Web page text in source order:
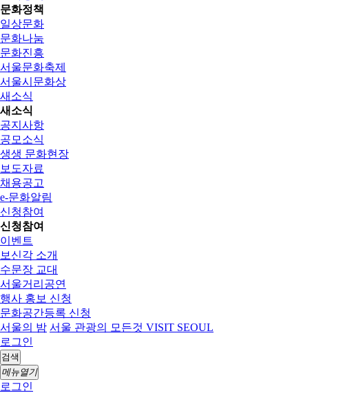
문화정책
일상문화
문화나눔
문화진흥
서울문화축제
서울시문화상
새소식
새소식
공지사항
공모소식
생생 문화현장
보도자료
채용공고
e-문화알림
신청참여
신청참여
이벤트
보신각 소개
수문장 교대
서울거리공연
행사 홍보 신청
문화공간등록 신청
서울의 밤 서울 관광의 모든것 VISIT SEOUL
로그인
검색
메뉴열기
로그인